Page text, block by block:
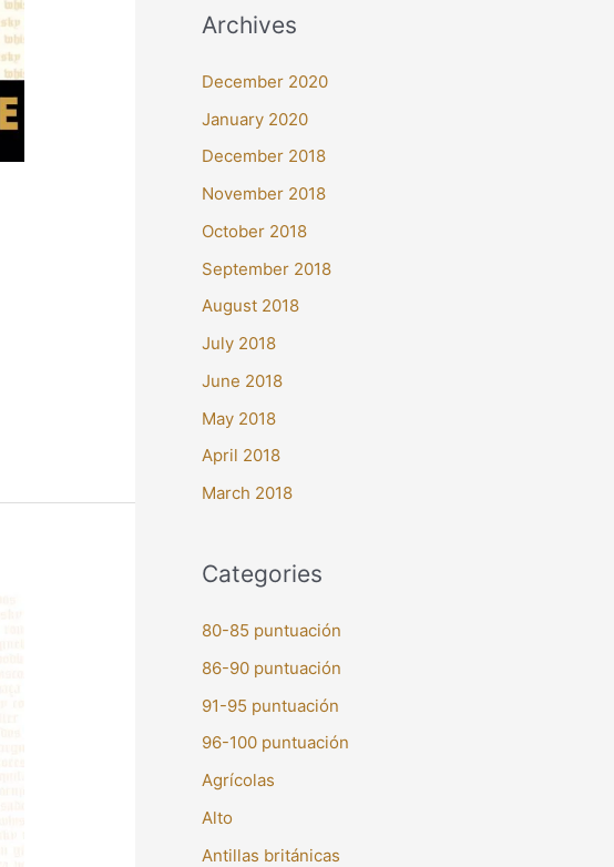
Archives
December 2020
January 2020
December 2018
November 2018
October 2018
September 2018
August 2018
July 2018
June 2018
May 2018
April 2018
March 2018
Categories
80-85 puntuación
86-90 puntuación
91-95 puntuación
96-100 puntuación
Agrícolas
Alto
Antillas británicas